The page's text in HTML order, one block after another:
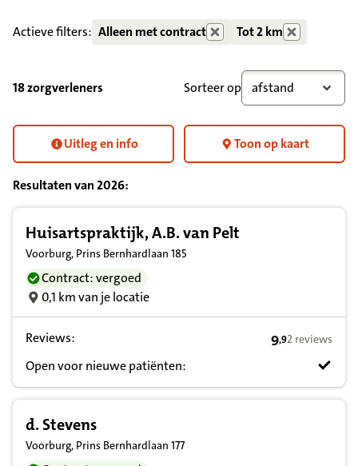
Actieve filters: Alleen met contract Tot 2 km
18 zorgverleners Sorteer op afstand
Uitleg en info Toon op kaart
Resultaten van2026:
Huisartspraktijk, A.B. van Pelt
Voorburg, Prins Bernhardlaan 185
Contract: vergoed
0,1 km van je locatie
Reviews: 9,9 op basis
9,92 reviews
Open voor nieuwe patiënten:
d. Stevens
Voorburg, Prins Bernhardlaan 177